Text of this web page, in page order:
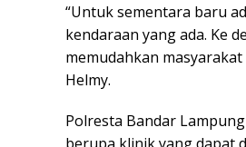
“Untuk sementara baru
kendaraan yang ada. Ke
memudahkan masyarakat
Helmy.
Polresta Bandar